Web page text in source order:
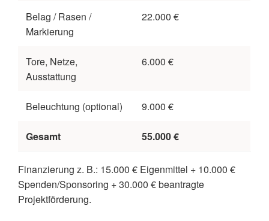
Belag / Rasen /
Markierung
22.000 €
Tore, Netze,
Ausstattung
6.000 €
Beleuchtung (optional) 9.000 €
Gesamt 55.000 €
Finanzierung z. B.: 15.000 € Eigenmittel + 10.000 €
Spenden/Sponsoring + 30.000 € beantragte
Projektförderung.